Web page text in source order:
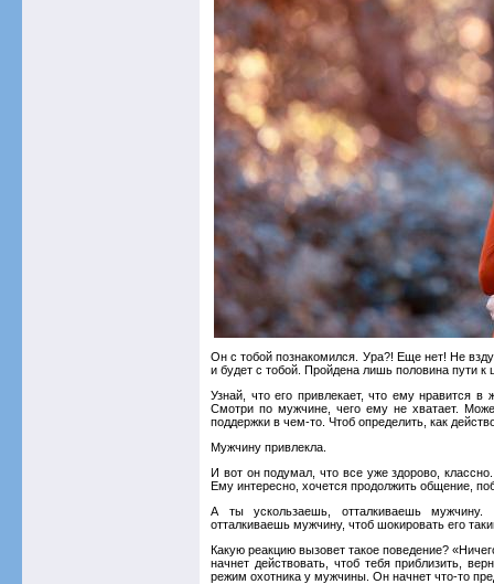
Он с тобой познакомился. Ура?! Еще нет! Не
и будет с тобой. Пройдена лишь половина пути к
Узнай, что его привлекает, что ему нравится
Смотри по мужчине, чего ему не хватает.
поддержки в чем-то. Чтоб определить, как
Мужчину привлекла.
И вот он подумал, что все уже здорово,
Ему интересно, хочется продолжить общение,
А ты ускользаешь, отталкиваешь
отталкиваешь мужчину, чтоб шокировать его
Какую реакцию вызовет такое поведение?
начнет действовать, чтоб тебя приблизить,
режим охотника у мужчины. Он начнет что-то